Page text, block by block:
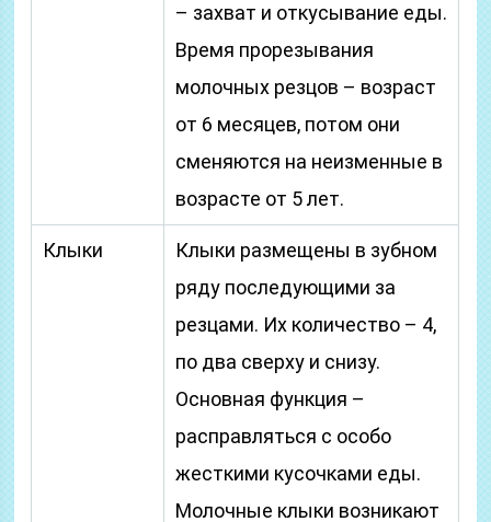
– захват и откусывание еды.
Время прорезывания
молочных резцов – возраст
от 6 месяцев, потом они
сменяются на неизменные в
возрасте от 5 лет.
Клыки
Клыки размещены в зубном
ряду последующими за
резцами. Их количество – 4,
по два сверху и снизу.
Основная функция –
расправляться с особо
жесткими кусочками еды.
Молочные клыки возникают